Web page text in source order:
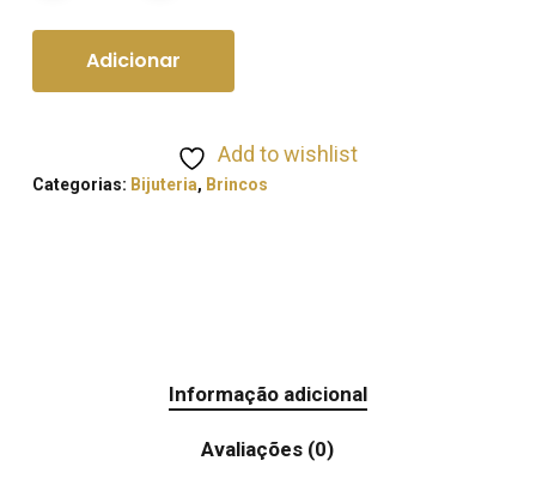
Adicionar
Add to wishlist
Categorias: Bijuteria, Brincos
Informação adicional
Avaliações (0)